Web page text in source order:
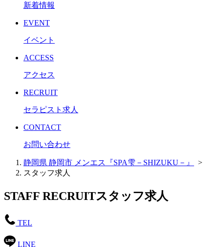
新着情報
EVENT
イベント
ACCESS
アクセス
RECRUIT
セラピスト求人
CONTACT
お問い合わせ
静岡県 静岡市 メンエス『SPA雫－SHIZUKU－』
>
スタッフ求人
STAFF RECRUITスタッフ求人
TEL
LINE